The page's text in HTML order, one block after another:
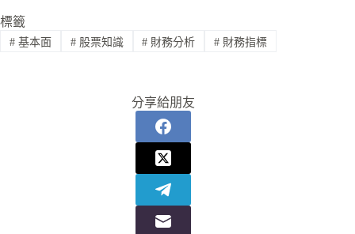
標籤
#基本面 #股票知識 # 財務分析 # 財務指標
分享給朋友